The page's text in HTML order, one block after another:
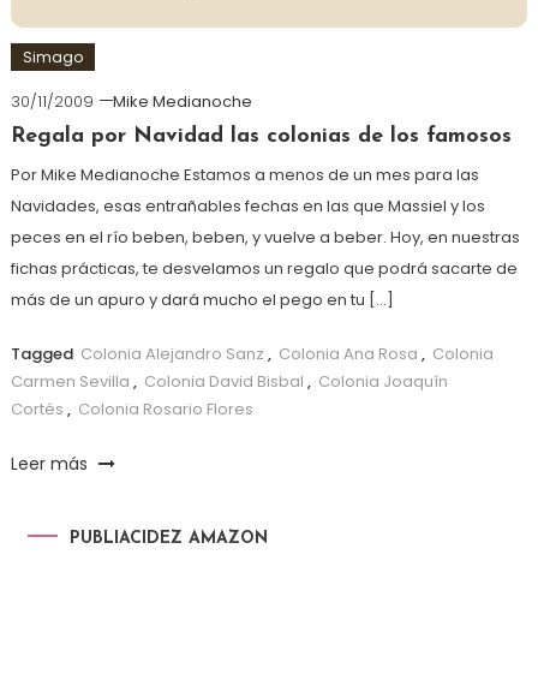
Simago
30/11/2009
Mike Medianoche
Regala por Navidad las colonias de los famosos
Por Mike Medianoche Estamos a menos de un mes para las
Navidades, esas entrañables fechas en las que Massiel y los
peces en el río beben, beben, y vuelve a beber. Hoy, en nuestras
fichas prácticas, te desvelamos un regalo que podrá sacarte de
más de un apuro y dará mucho el pego en tu […]
Tagged Colonia Alejandro Sanz , Colonia Ana Rosa , Colonia
Carmen Sevilla , Colonia David Bisbal , Colonia Joaquín
Cortés , Colonia Rosario Flores
Leer más
PUBLIACIDEZ AMAZON